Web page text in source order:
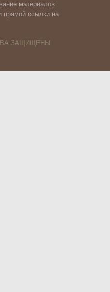
материалов
прямой ссылки на
ЗАЩИЩЕНЫ